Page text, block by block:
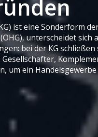
ist eine Sonderform
unterscheidet sich
bei der KG schließen
um ein